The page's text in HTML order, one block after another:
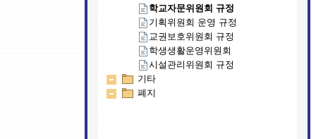
학교자문위원회 규정
기획위원회 운영 규정
교권보호위원회 규정
학생생활운영위원회
시설관리위원회 규정
기타
폐지